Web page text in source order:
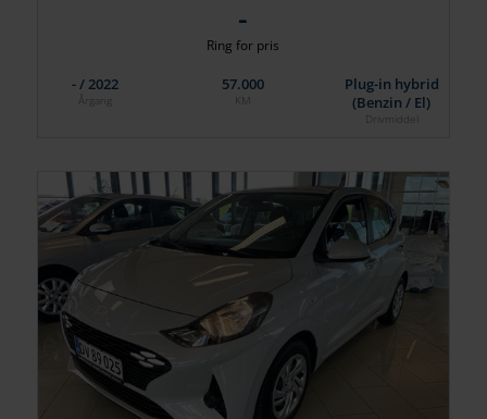
-
Ring for pris
- / 2022
Årgang
57.000
KM
Plug-in hybrid
(Benzin / El)
Drivmiddel